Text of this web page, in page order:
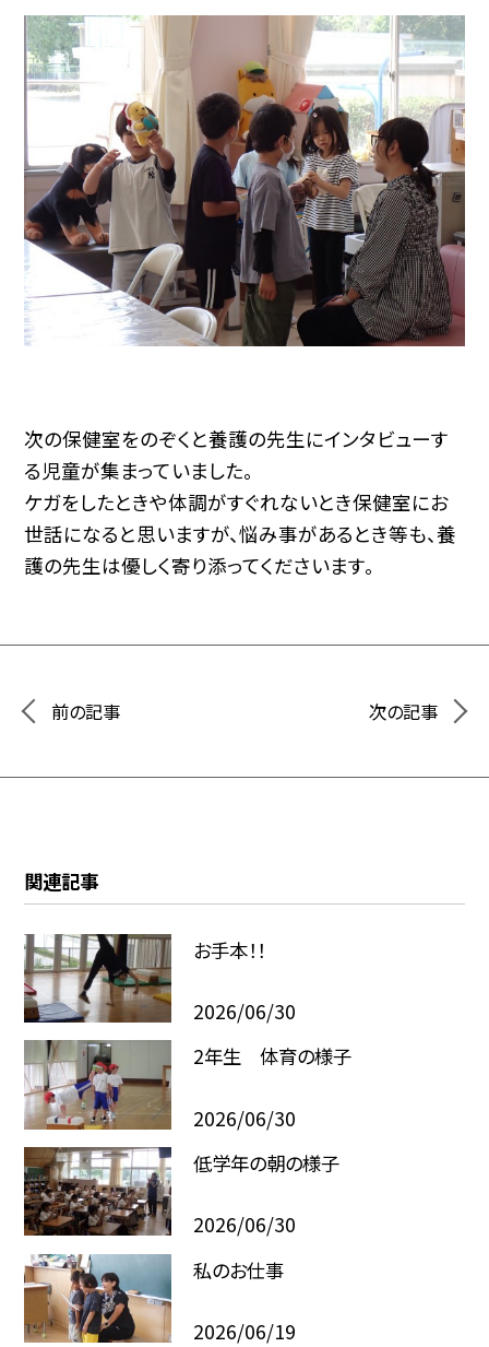
次の保健室をのぞくと養護の先生にインタビューす
る児童が集まっていました。
ケガをしたときや体調がすぐれないとき保健室にお
世話になると思いますが、悩み事があるとき等も、養
護の先生は優しく寄り添ってくださいます。
前の記事 次の記事
関連記事
お手本！！
2026/06/30
2年生 体育の様子
2026/06/30
低学年の朝の様子
2026/06/30
私のお仕事
2026/06/19